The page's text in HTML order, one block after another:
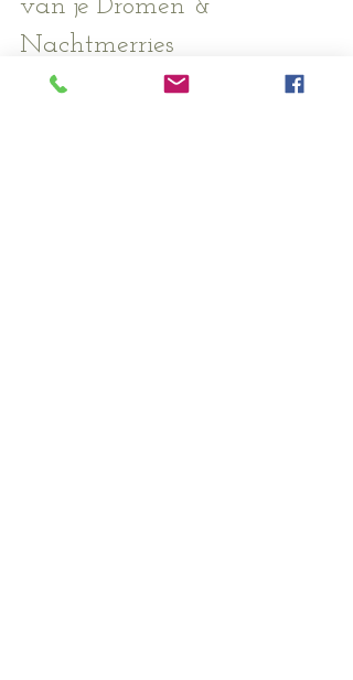
van je Dromen &
Nachtmerries
Of we nu door betoverende